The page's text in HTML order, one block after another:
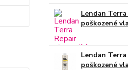
Lendan
poškozené
Lendan
poškozené